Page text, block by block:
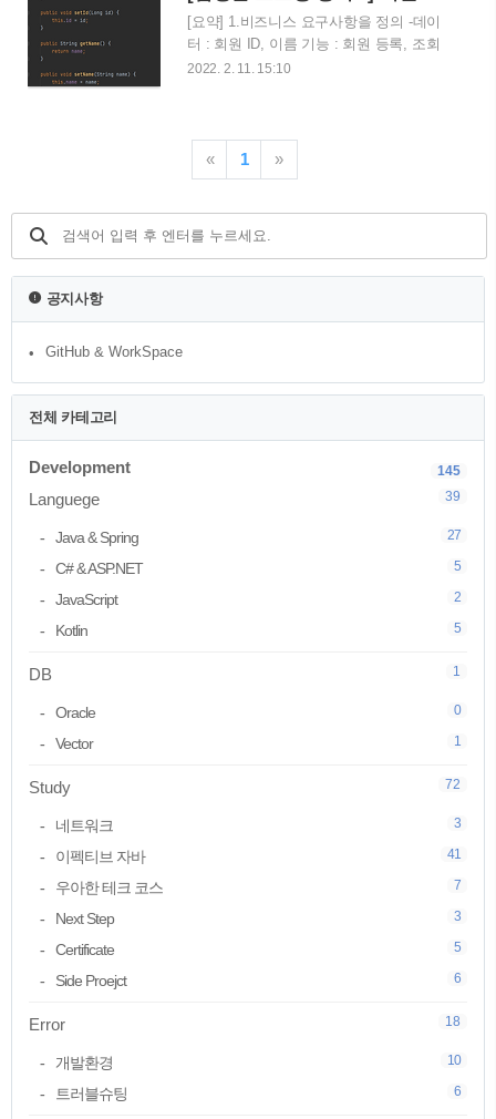
니다. 왜냐하면 변경에는 닫혀있어야 하는
OCP와 구체화에 의존하면 안되는 DIP를
위반하기 때문입니다. 이를 해결하기 위해
private final MemberRepository
의존하는 코드를 작성하였고 OCP와 DIP
는 해결한 것 ..
[요약] 1.비즈니스 요구사항을 정의 -데이
터 : 회원 ID, 이름 기능 : 회원 등록, 조회
2.회원 도메인과 리포지토리 만들기 - 도메
록 하기 위함 후자는 실제 기능을 구현한
다. ex) 아래와 같음 [인터페이스] Member
member.setId(++sequence);
2022. 2. 11. 15:10
« 1 »
공지사항
GitHub & WorkSpace
전체 카테고리
Development 145
Languege 39
Java & Spring 27
C# & ASP.NET 5
JavaScript 2
Kotlin 5
DB 1
Oracle 0
Vector 1
Study 72
네트워크 3
이펙티브 자바 41
우아한 테크 코스 7
Next Step 3
Certificate 5
Side Proejct 6
Error 18
개발환경 10
트러블슈팅 6